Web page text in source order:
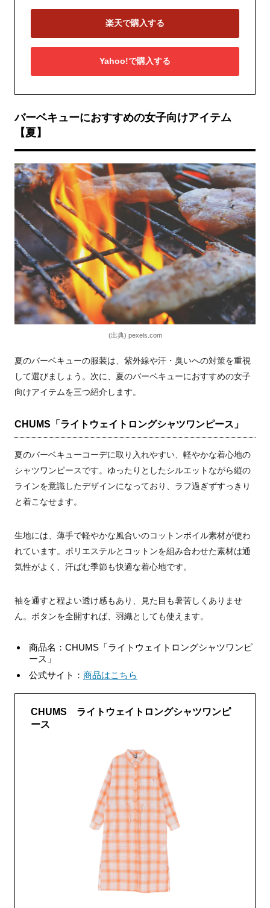
楽天で購入する
Yahoo!で購入する
バーベキューにおすすめの女子向けアイテム
【夏】
(出典) pexels.com
夏のバーベキューの服装は、紫外線や汗・臭いへの対策を重視
して選びましょう。次に、夏のバーベキューにおすすめの女子
向けアイテムを三つ紹介します。
CHUMS「ライトウェイトロングシャツワンピース」
夏のバーベキューコーデに取り入れやすい、軽やかな着心地の
シャツワンピースです。ゆったりとしたシルエットながら縦の
ラインを意識したデザインになっており、ラフ過ぎずすっきり
と着こなせます。
生地には、薄手で軽やかな風合いのコットンボイル素材が使わ
れています。ポリエステルとコットンを組み合わせた素材は通
気性がよく、汗ばむ季節も快適な着心地です。
袖を通すと程よい透け感もあり、見た目も暑苦しくありませ
ん。ボタンを全開すれば、羽織としても使えます。
商品名：CHUMS「ライトウェイトロングシャツワンピ
ース」
公式サイト： 商品はこちら
CHUMS ライトウェイトロングシャツワンピ
ース